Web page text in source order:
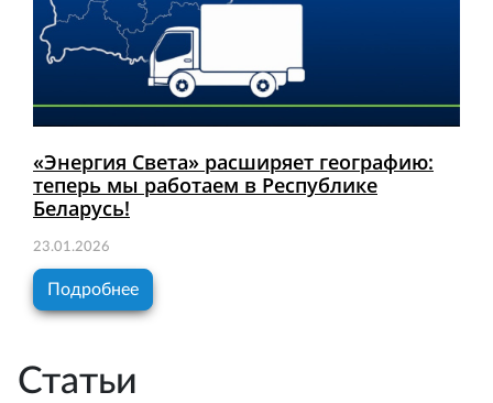
«Энергия Света» расширяет географию:
теперь мы работаем в Республике
Беларусь!
23.01.2026
Подробнее
Статьи